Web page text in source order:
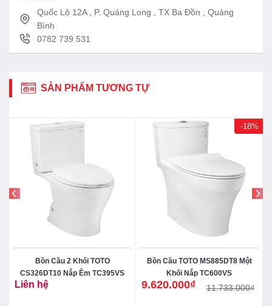
Quốc Lộ 12A , P. Quảng Long , TX Ba Đồn , Quảng
Bình
0782 739 531
SẢN PHẨM TƯƠNG TỰ
Bồn Cầu 2 Khối TOTO
CS326DT10 Nắp Êm TC395VS
Liên hệ
-18%
Bồn Cầu TOTO MS885DT8 Một
Khối Nắp TC600VS
11.733.000₫
Giá
9.620.000₫
Giá